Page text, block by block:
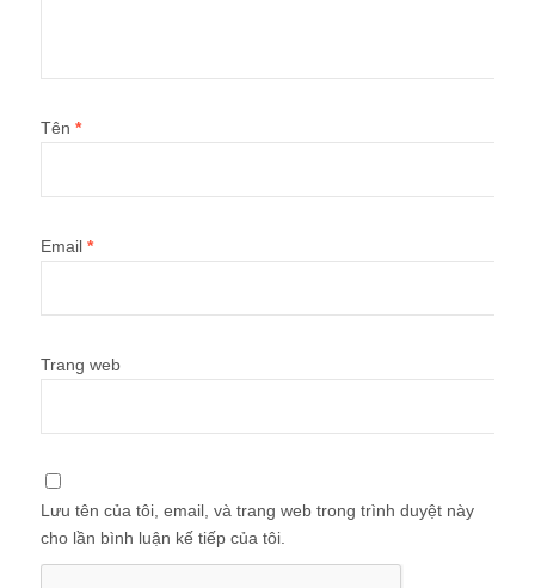
Tên *
Email *
Trang web
Lưu tên của tôi, email, và trang web trong trình duyệt này
cho lần bình luận kế tiếp của tôi.